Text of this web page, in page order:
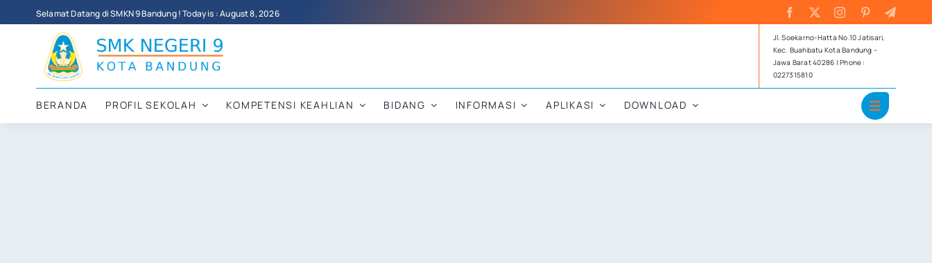
to
Selamat Datang di SMKN 9 Bandung ! Today is : August 8, 2026
Jl. Soekarno-Hatta No.10 Jatisari,
Kec. Buahbatu Kota Bandung –
Jawa Barat 40286 | Phone :
0227315810
BERANDA PROFIL SEKOLAH KOMPETENSI KEAHLIAN BIDANG INFORMASI APLIKASI DOWNLOAD